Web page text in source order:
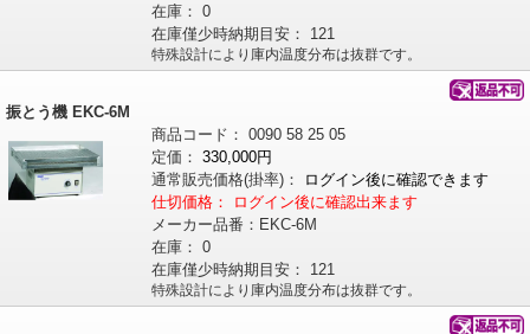
在庫： 0
在庫僅少時納期目安：
121
特殊設計により庫内温度分布は抜群です。
振とう機 EKC-6M
商品コード： 0090 58 25 05
定価： 330,000円
通常販売価格(掛率)：
ログイン後に確認できます
仕切価格：
ログイン後に確認出来ます
メーカー品番： EKC-6M
在庫： 0
在庫僅少時納期目安：
121
特殊設計により庫内温度分布は抜群です。